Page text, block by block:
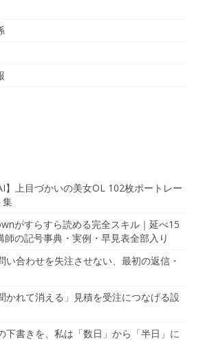
】上目づかいの美女OL 102枚ポートレー
集
がすらすら読める完全スキル｜延べ15
師の記号事典・実例・早見表全部入り
い合わせを失注させない、最初の返信・
かれて消える」見積を受注につなげる設
下書きを、私は「数日」から「半日」に